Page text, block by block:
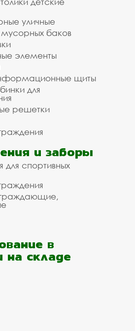
уличные
баков
элементы
щиты
для
решетки
и заборы
для спортивных
в
на складе